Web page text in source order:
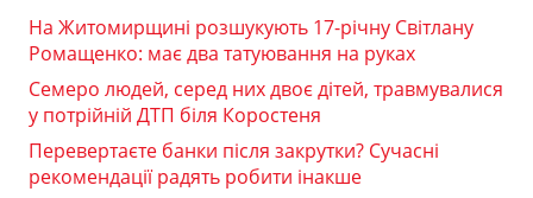
На Житомирщині розшукують 17-річну Світлану
Ромащенко: має два татуювання на руках
Семеро людей, серед них двоє дітей, травмувалися
у потрійній ДТП біля Коростеня
Перевертаєте банки після закрутки? Сучасні
рекомендації радять робити інакше